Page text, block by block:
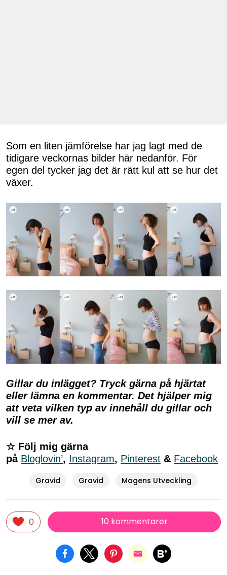
Som en liten jämförelse har jag lagt med de
tidigare veckornas bilder här nedanför. För
egen del tycker jag det är rätt kul att se hur det
växer.
Gillar du inlägget? Tryck gärna på hjärtat
eller lämna en kommentar. Det hjälper mig
att veta vilken typ av innehåll du gillar och
vill se mer av.
☆ Följ mig gärna
på Bloglovin’, Instagram, Pinterest & Facebook
Gravid Gravid Magens Utveckling
0 10 kommentarer